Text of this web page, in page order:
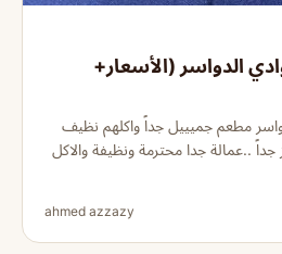
الدواسر (الأسعار+
مطعم جميييل جداً واكلهم نظيف
..عمالة جدا محترمة ونظيفة والاكل
ahmed azzazy